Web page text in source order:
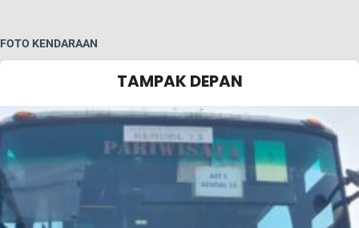
FOTO KENDARAAN
TAMPAK DEPAN